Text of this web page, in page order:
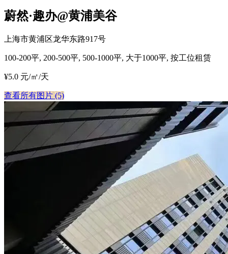
蔚然·趣办@黄浦美谷
上海市黄浦区龙华东路917号
100-200平, 200-500平, 500-1000平, 大于1000平, 按工位租赁
¥5.0 元/㎡/天
查看所有图片 (5)